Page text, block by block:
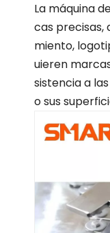
La máquina
cas precisas,
miento,
uieren
sistencia a
o sus